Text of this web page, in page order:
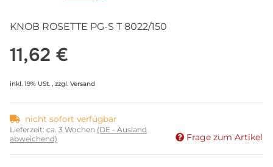
KNOB ROSETTE PG-S T 8022/150
11,62 €
inkl. 19% USt. , zzgl. Versand
nicht sofort verfügbar
Lieferzeit: ca. 3 Wochen (DE - Ausland
abweichend)
Frage zum Artikel